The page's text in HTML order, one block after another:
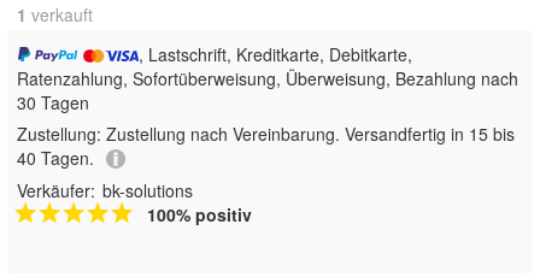
1 verkauft
, Lastschrift, Kreditkarte, Debitkarte,
Ratenzahlung, Sofortüberweisung, Überweisung, Bezahlung nach
30 Tagen
Zustellung: Zustellung nach Vereinbarung. Versandfertig in 15 bis
40 Tagen.
Verkäufer: bk-solutions
100% positiv